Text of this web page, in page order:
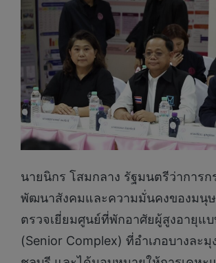
นายนิกร โสมกลาง รัฐมนตรีว่าการก
พัฒนาสังคมและความมั่นคงของมนุ
ตรวจเยี่ยมศูนย์ที่พักอาศัยผู้สูงอายุแบ
(Senior Complex) ที่อำเภอบางละมุ